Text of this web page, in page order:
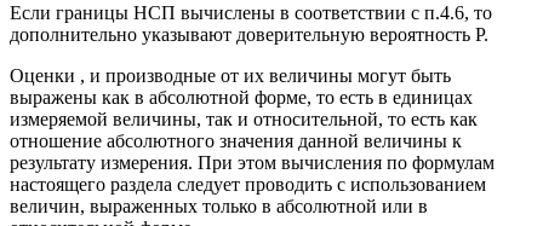
Если границы НСП вычислены в соответствии с п.4.6, то
дополнительно указывают доверительную вероятность Р.
Оценки , и производные от их величины могут быть
выражены как в абсолютной форме, то есть в единицах
измеряемой величины, так и относительной, то есть как
отношение абсолютного значения данной величины к
результату измерения. При этом вычисления по формулам
настоящего раздела следует проводить с использованием
величин, выраженных только в абсолютной или в